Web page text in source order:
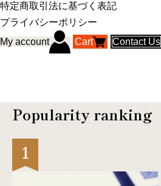
特定商取引法に基づく表記
プライバシーポリシー
My account
Cart Contact Us
Popularity ranking